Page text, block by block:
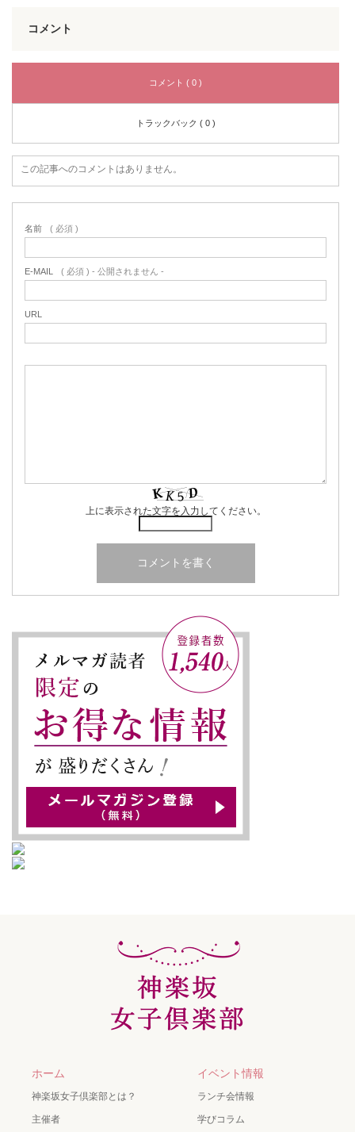
コメント
コメント ( 0 )
トラックバック ( 0 )
この記事へのコメントはありません。
名前 ( 必須 )
E-MAIL ( 必須 ) - 公開されません -
URL
上に表示された文字を入力してください。
ホーム
神楽坂女子倶楽部とは？
主催者
イベント情報
ランチ会情報
学びコラム